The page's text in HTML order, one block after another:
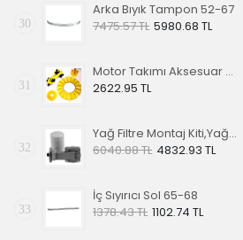
30
Arka Bıyık Tampon 52-67
7475.57 TL 5980.68 TL
31
Motor Takımı Aksesuar Kiti Sarı
2622.95 TL
32
Yağ Filtre Montaj Kiti,Yağ Filtresi Dahil
6040.88 TL 4832.93 TL
33
İç Sıyırıcı Sol 65-68
1378.43 TL 1102.74 TL